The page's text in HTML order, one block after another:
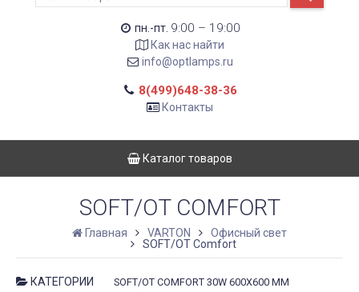
пн.-пт. 9:00 – 19:00
Как нас найти
info@optlamps.ru
8(499)648-38-36
Контакты
Каталог товаров
SOFT/OT COMFORT
Главная VARTON
Офисный свет
SOFT/OT Comfort
КАТЕГОРИИ SOFT/OT COMFORT 30W 600X600 MM